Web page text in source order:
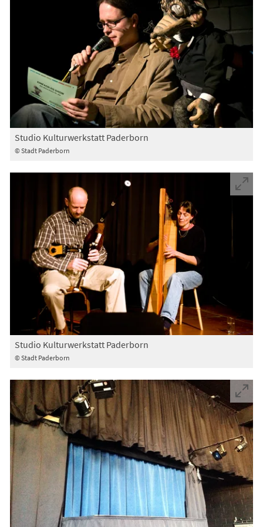
© Stadt Paderborn
Studio Kulturwerkstatt Paderborn
© Stadt Paderborn
Studio Kulturwerkstatt Paderborn